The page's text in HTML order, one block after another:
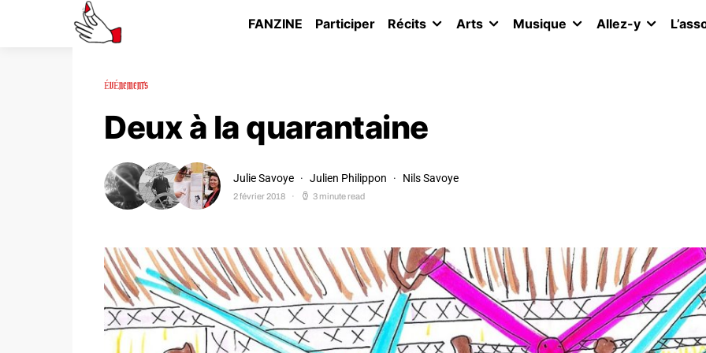
FANZINE Participer Récits Arts Musique Allez-y
ÉVÉNEMENTS
Deux à la quarantaine
Julie Savoye Julien Philippon Nils Savoye
2 février 2018 3 minute read